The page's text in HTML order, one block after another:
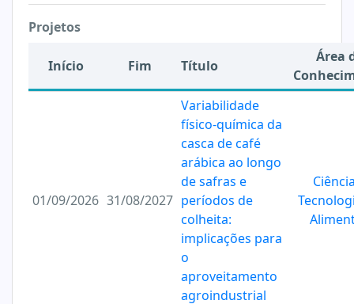
Projetos
Início Fim Título
Área
01/09/2026 31/08/2027
Variabilidade
físico-química da
casca de café
arábica ao longo
de safras e
períodos de
colheita:
implicações para
o
aproveitamento
agroindustrial